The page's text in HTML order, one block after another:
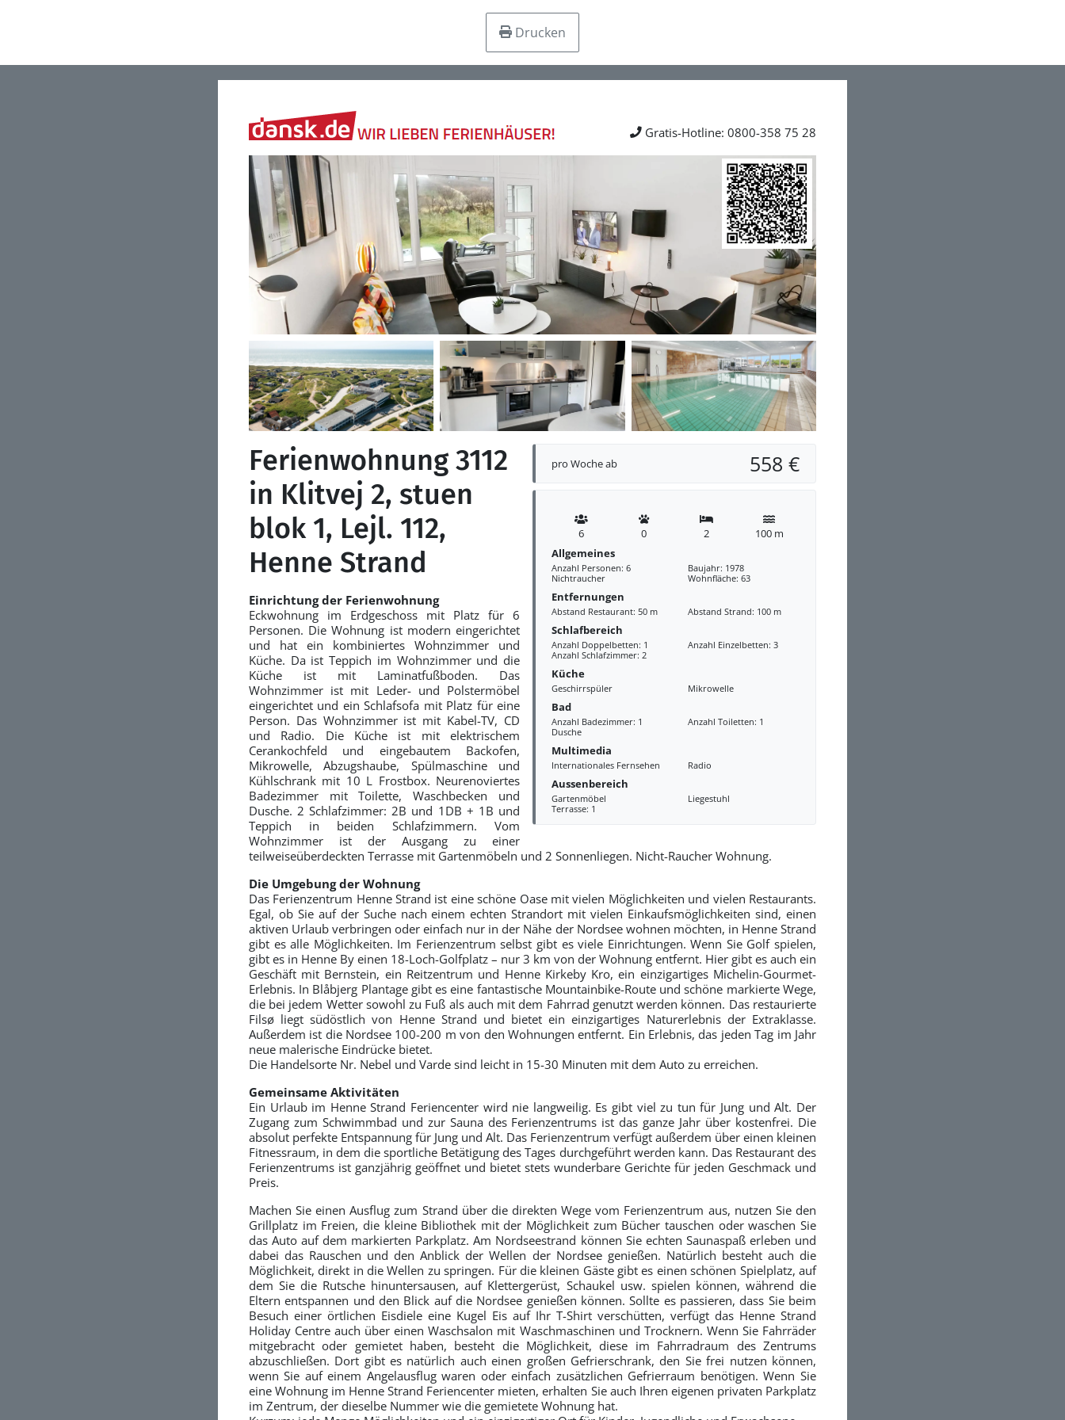
Drucken
Gratis-Hotline: 0800-358 75 28
pro Woche ab 558 €
6 0 2
100 m
Allgemeines
Anzahl Personen: 6
Baujahr: 1978
Nichtraucher
Wohnfläche: 63
Entfernungen
Abstand Restaurant: 50 m Abstand Strand: 100 m
Schlafbereich
Anzahl Doppelbetten: 1
Anzahl Einzelbetten: 3
Anzahl Schlafzimmer: 2
Küche
Geschirrspüler Mikrowelle
Bad
Anzahl Badezimmer: 1
Anzahl Toiletten: 1
Dusche
Multimedia
Internationales Fernsehen Radio
Aussenbereich
Gartenmöbel
Liegestuhl
Terrasse: 1
Ferienwohnung 3112
in Klitvej 2, stuen
blok 1, Lejl. 112,
Henne Strand
Einrichtung der Ferienwohnung
Eckwohnung im Erdgeschoss mit Platz für 6
Personen. Die Wohnung ist modern eingerichtet
und hat ein kombiniertes Wohnzimmer und
Küche. Da ist Teppich im Wohnzimmer und die
Küche ist mit Laminatfußboden. Das
Wohnzimmer ist mit Leder- und Polstermöbel
eingerichtet und ein Schlafsofa mit Platz für eine
Person. Das Wohnzimmer ist mit Kabel-TV, CD
und Radio. Die Küche ist mit elektrischem
Cerankochfeld und eingebautem Backofen,
Mikrowelle, Abzugshaube, Spülmaschine und
Kühlschrank mit 10 L Frostbox. Neurenoviertes
Badezimmer mit Toilette, Waschbecken und
Dusche. 2 Schlafzimmer: 2B und 1DB + 1B und
Teppich in beiden Schlafzimmern. Vom
Wohnzimmer ist der Ausgang zu einer
teilweiseüberdeckten Terrasse mit Gartenmöbeln und 2 Sonnenliegen. Nicht-Raucher Wohnung.
Die Umgebung der Wohnung
Das Ferienzentrum Henne Strand ist eine schöne Oase mit vielen Möglichkeiten und vielen Restaurants.
Egal, ob Sie auf der Suche nach einem echten Strandort mit vielen Einkaufsmöglichkeiten sind, einen
aktiven Urlaub verbringen oder einfach nur in der Nähe der Nordsee wohnen möchten, in Henne Strand
gibt es alle Möglichkeiten. Im Ferienzentrum selbst gibt es viele Einrichtungen. Wenn Sie Golf spielen,
gibt es in Henne By einen 18-Loch-Golfplatz – nur 3 km von der Wohnung entfernt. Hier gibt es auch ein
Geschäft mit Bernstein, ein Reitzentrum und Henne Kirkeby Kro, ein einzigartiges Michelin-Gourmet-
Erlebnis. In Blåbjerg Plantage gibt es eine fantastische Mountainbike-Route und schöne markierte Wege,
die bei jedem Wetter sowohl zu Fuß als auch mit dem Fahrrad genutzt werden können. Das restaurierte
Filsø liegt südöstlich von Henne Strand und bietet ein einzigartiges Naturerlebnis der Extraklasse.
Außerdem ist die Nordsee 100-200 m von den Wohnungen entfernt. Ein Erlebnis, das jeden Tag im Jahr
neue malerische Eindrücke bietet.
Die Handelsorte Nr. Nebel und Varde sind leicht in 15-30 Minuten mit dem Auto zu erreichen.
Gemeinsame Aktivitäten
Ein Urlaub im Henne Strand Feriencenter wird nie langweilig. Es gibt viel zu tun für Jung und Alt. Der
Zugang zum Schwimmbad und zur Sauna des Ferienzentrums ist das ganze Jahr über kostenfrei. Die
absolut perfekte Entspannung für Jung und Alt. Das Ferienzentrum verfügt außerdem über einen kleinen
Fitnessraum, in dem die sportliche Betätigung des Tages durchgeführt werden kann. Das Restaurant des
Ferienzentrums ist ganzjährig geöffnet und bietet stets wunderbare Gerichte für jeden Geschmack und
Preis.
Machen Sie einen Ausflug zum Strand über die direkten Wege vom Ferienzentrum aus, nutzen Sie den
Grillplatz im Freien, die kleine Bibliothek mit der Möglichkeit zum Bücher tauschen oder waschen Sie
das Auto auf dem markierten Parkplatz. Am Nordseestrand können Sie echten Saunaspaß erleben und
dabei das Rauschen und den Anblick der Wellen der Nordsee genießen. Natürlich besteht auch die
Möglichkeit, direkt in die Wellen zu springen. Für die kleinen Gäste gibt es einen schönen Spielplatz, auf
dem Sie die Rutsche hinuntersausen, auf Klettergerüst, Schaukel usw. spielen können, während die
Eltern entspannen und den Blick auf die Nordsee genießen können. Sollte es passieren, dass Sie beim
Besuch einer örtlichen Eisdiele eine Kugel Eis auf Ihr T-Shirt verschütten, verfügt das Henne Strand
Holiday Centre auch über einen Waschsalon mit Waschmaschinen und Trocknern. Wenn Sie Fahrräder
mitgebracht oder gemietet haben, besteht die Möglichkeit, diese im Fahrradraum des Zentrums
abzuschließen. Dort gibt es natürlich auch einen großen Gefrierschrank, den Sie frei nutzen können,
wenn Sie auf einem Angelausflug waren oder einfach zusätzlichen Gefrierraum benötigen. Wenn Sie
eine Wohnung im Henne Strand Feriencenter mieten, erhalten Sie auch Ihren eigenen privaten Parkplatz
im Zentrum, der dieselbe Nummer wie die gemietete Wohnung hat.